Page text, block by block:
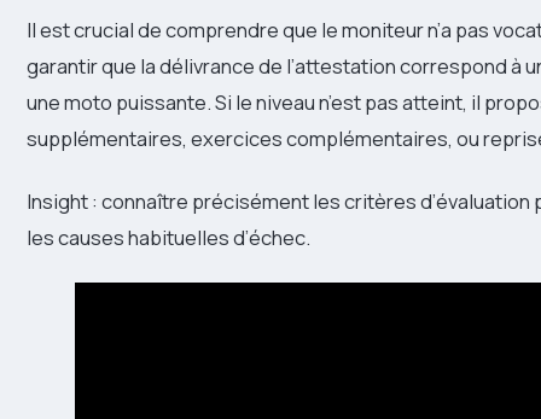
Il est crucial de comprendre que le moniteur n’a pas
garantir que la délivrance de l’attestation correspond à
une moto puissante. Si le niveau n’est pas atteint, il
supplémentaires, exercices complémentaires, ou
Insight : connaître précisément les critères d’évaluation
les causes habituelles d’échec.